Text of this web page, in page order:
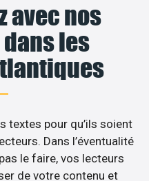
avec nos
les
textes pour qu’ils soient
Dans l’éventualité
le faire, vos lecteurs
de votre contenu et